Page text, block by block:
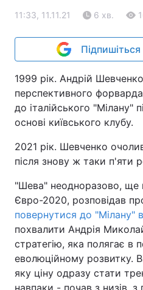
11:33, 11.11.21 6 хв.
1999 рік. Андрій
перспективного
до італійського "Мілану"
основі київського клубу.
2021 рік. Шевченко
після знову ж таки п'яти
"Шева" неодноразово, ще
Євро-2020, розповідав
повернутися до "Мілану"
похвалити Андрія
стратегію, яка полягає в
еволюційному розвитку.
яку ціну одразу стати
навпаки - почав з низів, з